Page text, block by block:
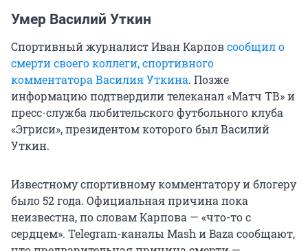
Умер Василий Уткин
Спортивный журналист Иван Карповсообщил о
смерти своего коллеги, спортивного
комментатора Василия Уткина. Позже
информацию подтвердили телеканал «Матч ТВ» и
пресс-служба любительского футбольного клуба
«Эгриси», президентом которого был Василий
Уткин.
Известному спортивному комментатору и блогеру
было 52 года. Официальная причина пока
неизвестна, по словам Карпова — «что-то с
сердцем». Telegram-каналы Mash и Baza сообщают,